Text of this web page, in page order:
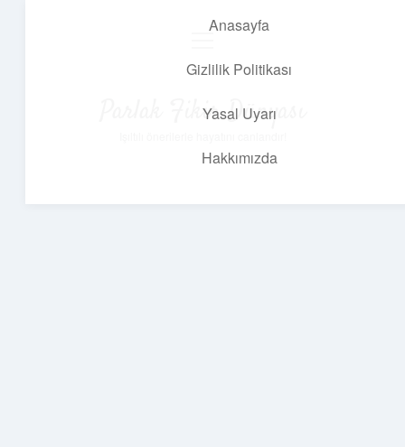
Anasayfa
Gizlilik Politikası
Yasal Uyarı
Hakkımızda
Parlak Fikir Dünyası